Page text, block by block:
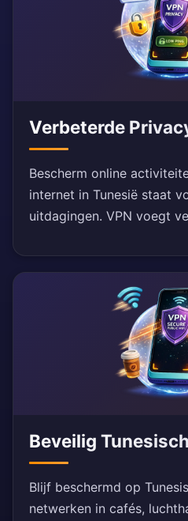
Verbeterde
Bescherm online
internet in Tunesië staat
uitdagingen. VPN voegt
Beveilig
Blijf beschermd op
netwerken in cafés,